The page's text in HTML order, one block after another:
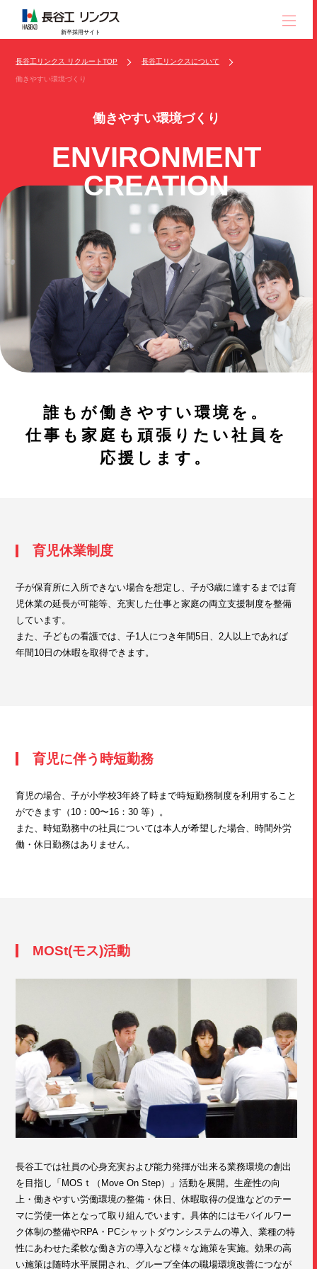
新卒採用サイト
長谷工リンクス リクルートTOP 長谷工リンクスについて
働きやすい環境づくり
働きやすい環境づくり
ENVIRONMENT
CREATION
誰もが働きやすい環境を。
仕事も家庭も 頑張りたい社員を
応援します。
育児休業制度
子が保育所に入所できない場合を想定し、子が3歳に達するまでは育
児休業の延長が可能等、充実した仕事と家庭の両立支援制度を整備
しています。
また、子どもの看護では、子1人につき年間5日、2人以上であれば
年間10日の休暇を取得できます。
育児に伴う時短勤務
育児の場合、子が小学校3年終了時まで時短勤務制度を利用すること
ができます（10：00〜16：30 等）。
また、時短勤務中の社員については本人が希望した場合、時間外労
働・休日勤務はありません。
MOSt(モス)活動
長谷工では社員の心身充実および能力発揮が出来る業務環境の創出
を目指し「MOSｔ（Move On Step）」活動を展開。生産性の向
上・働きやすい労働環境の整備・休日、休暇取得の促進などのテー
マに労使一体となって取り組んでいます。具体的にはモバイルワー
ク体制の整備やRPA・PCシャットダウンシステムの導入、業種の特
性にあわせた柔軟な働き方の導入など様々な施策を実施。効果の高
い施策は随時水平展開され、グループ全体の職場環境改善につなが